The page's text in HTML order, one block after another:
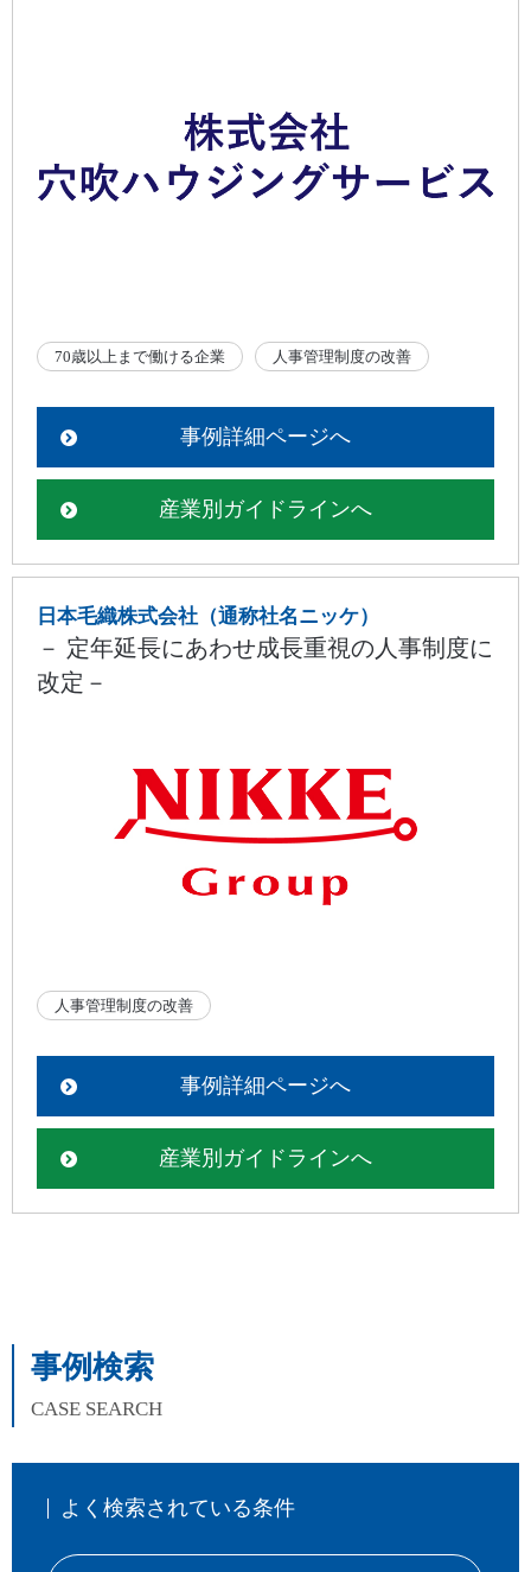
70歳以上まで働ける企業 人事管理制度の改善
事例詳細ページへ
産業別ガイドラインへ
日本毛織株式会社（通称社名ニッケ）
－ 定年延長にあわせ成長重視の人事制度に
改定－
人事管理制度の改善
事例詳細ページへ
産業別ガイドラインへ
事例検索
CASE SEARCH
よく検索されている条件